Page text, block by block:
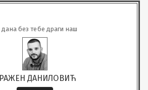
дана без тебе драги наш
ДАНИЛОВИЋ